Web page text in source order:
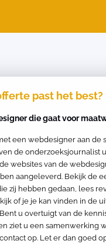
past het best?
die gaat voor
een webdesigner aan de
de onderzoeksjournalist
websites van de
aangeleverd. Bekijk de
zij hebben gedaan, lees
of je je kan vinden in de
u overtuigt van de
ziet u een samenwerking
op. Let er dan goed